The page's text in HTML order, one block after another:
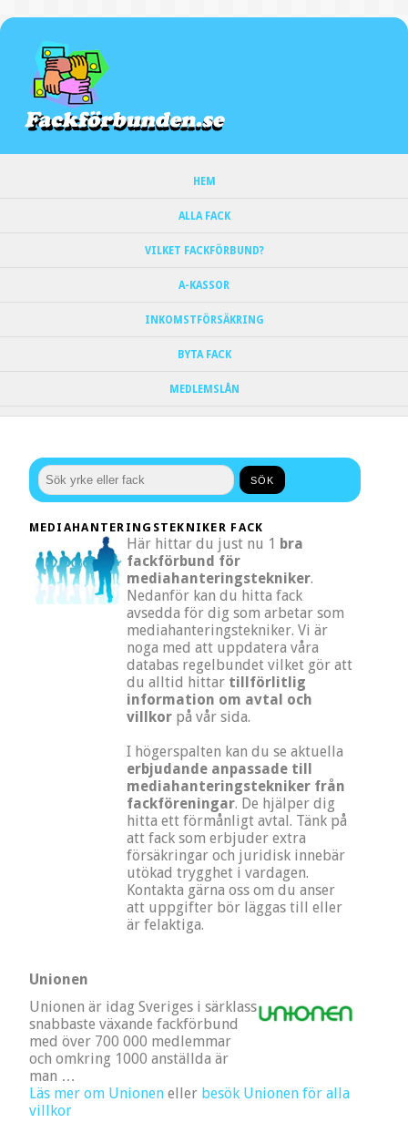
HEM
ALLA FACK
VILKET FACKFÖRBUND?
A-KASSOR
INKOMSTFÖRSÄKRING
BYTA FACK
MEDLEMSLÅN
MEDIAHANTERINGSTEKNIKER FACK
Här hittar du just nu 1 bra
fackförbund för
mediahanteringstekniker.
Nedanför kan du hitta fack
avsedda för dig som arbetar som
mediahanteringstekniker. Vi är
noga med att uppdatera våra
databas regelbundet vilket gör att
du alltid hittar tillförlitlig
information om avtal och
villkor på vår sida.
I högerspalten kan du se aktuella
erbjudande anpassade till
mediahanteringstekniker från
fackföreningar. De hjälper dig
hitta ett förmånligt avtal. Tänk på
att fack som erbjuder extra
försäkringar och juridisk innebär
utökad trygghet i vardagen.
Kontakta gärna oss om du anser
att uppgifter bör läggas till eller
är felaktiga.
Unionen
Unionen är idag Sveriges i särklass
snabbaste växande fackförbund
med över 700 000 medlemmar
och omkring 1000 anställda är
man …
Läs mer om Unioneneller besök Unionen för alla
villkor